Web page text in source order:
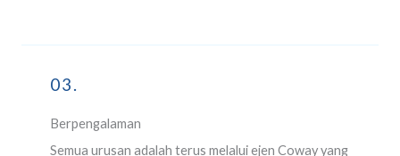
03.
Berpengalaman
Semua urusan adalah terus melalui ejen Coway yang